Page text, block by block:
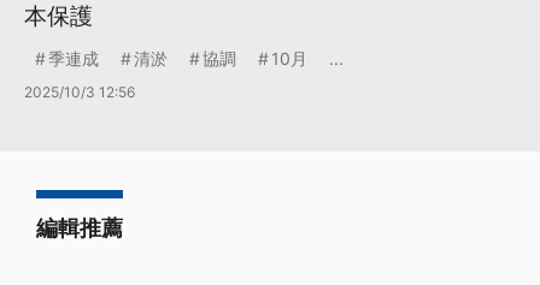
本保護
季連成 清淤 協調 10月 ...
2025/10/3 12:56
編輯推薦